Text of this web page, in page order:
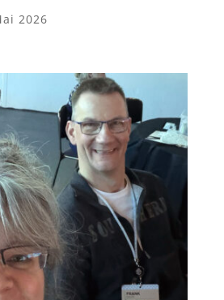
2026